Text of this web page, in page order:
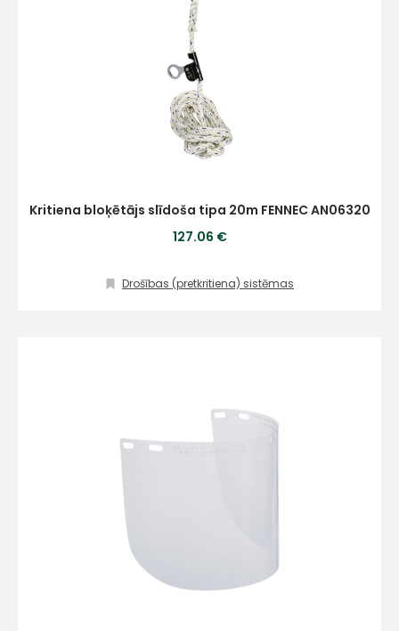
Kritiena bloķētājs slīdoša tipa 20m FENNEC AN06320
127.06 €
Drošības (pretkritiena) sistēmas